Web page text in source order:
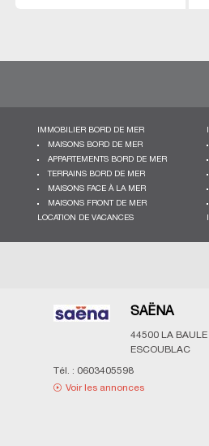
IMMOBILIER BORD DE MER
MAISONS BORD DE MER
APPARTEMENTS BORD DE MER
TERRAINS BORD DE MER
MAISONS FACE À LA MER
MAISONS FRONT DE MER
LOCATION DE VACANCES
SAËNA
44500 LA BAULE
ESCOUBLAC
Tél. : 0603405598
Voir les annonces